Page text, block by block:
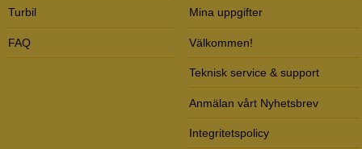
Turbil
FAQ
Mina uppgifter
Välkommen!
Teknisk service & support
Anmälan vårt Nyhetsbrev
Integritetspolicy